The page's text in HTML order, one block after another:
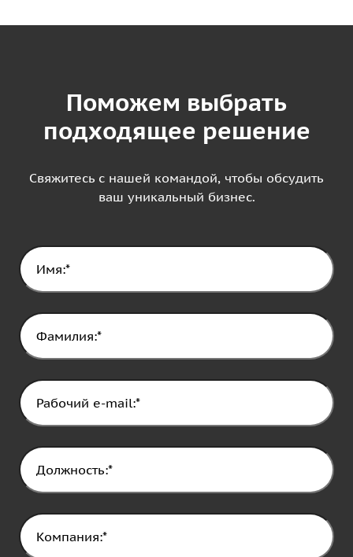
Поможем выбрать
подходящее решение
Свяжитесь с нашей командой, чтобы обсудить
ваш уникальный бизнес.